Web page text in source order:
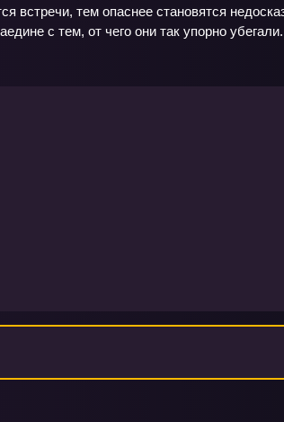
встречи, тем опаснее становятся
с тем, от чего они так упорно убегали.